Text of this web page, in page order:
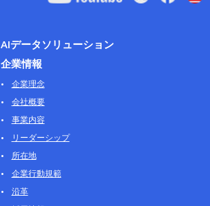
AIデータソリューション
企業情報
企業理念
会社概要
事業内容
リーダーシップ
所在地
企業行動規範
沿革